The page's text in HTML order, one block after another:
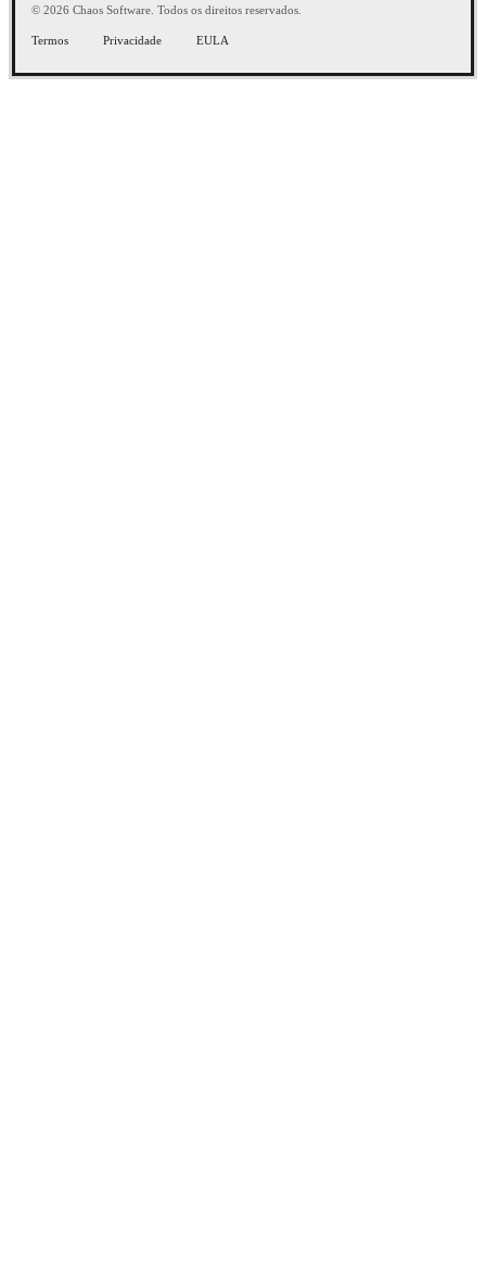
© 2026 Chaos Software. Todos os direitos reservados.
Termos Privacidade EULA